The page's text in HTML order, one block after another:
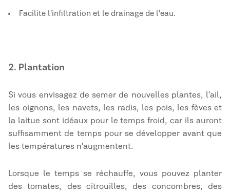
Facilite l'infiltration et le drainage de l'eau.
2. Plantation
Si vous envisagez de semer de nouvelles plantes, l'ail,
les oignons, les navets, les radis, les pois, les fèves et
la laitue sont idéaux pour le temps froid, car ils auront
suffisamment de temps pour se développer avant que
les températures n'augmentent.
Lorsque le temps se réchauffe, vous pouvez planter
des tomates, des citrouilles, des concombres, des